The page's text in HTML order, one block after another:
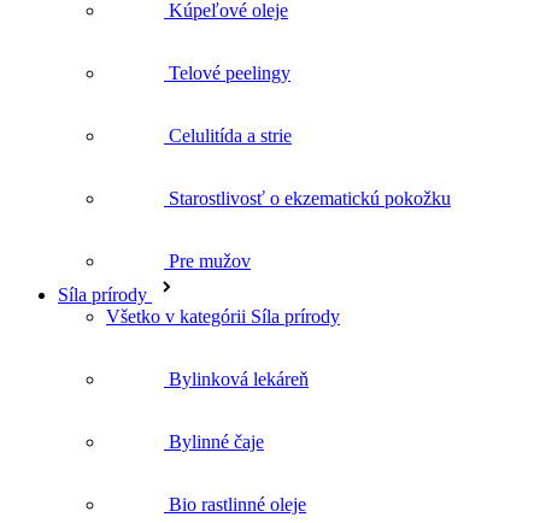
Kúpeľové oleje
Telové peelingy
Celulitída a strie
Starostlivosť o ekzematickú pokožku
Pre mužov
Síla prírody
Všetko v kategórii Síla prírody
Bylinková lekáreň
Bylinné čaje
Bio rastlinné oleje